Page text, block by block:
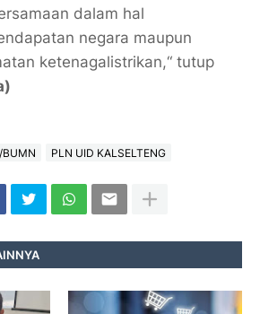
dalam hal
negara maupun
ketenagalistrikan,“ tutup
PLN UID KALSELTENG